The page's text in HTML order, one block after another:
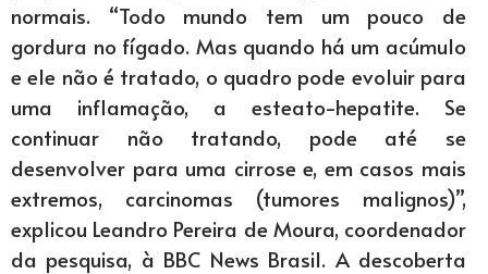
normais. “Todo mundo tem um pouco de
gordura no fígado. Mas quando há um acúmulo
e ele não é tratado, o quadro pode evoluir para
uma inflamação, a esteato-hepatite. Se
continuar não tratando, pode até se
desenvolver para uma cirrose e, em casos mais
extremos, carcinomas (tumores malignos)”,
explicou Leandro Pereira de Moura, coordenador
da pesquisa, à BBC News Brasil. A descoberta